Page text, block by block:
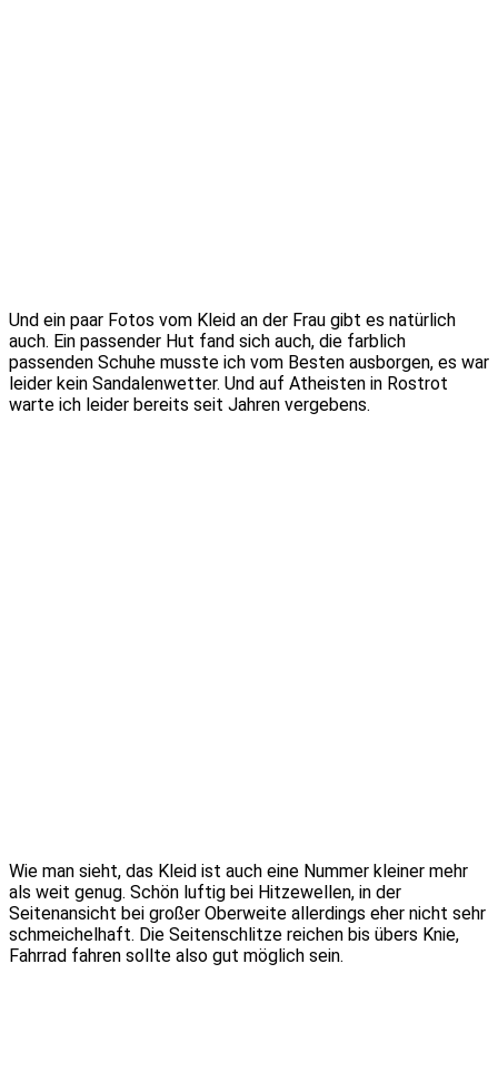
Und ein paar Fotos vom Kleid an der Frau gibt es natürlich
auch. Ein passender Hut fand sich auch, die farblich
passenden Schuhe musste ich vom Besten ausborgen, es war
leider kein Sandalenwetter. Und auf Atheisten in Rostrot
warte ich leider bereits seit Jahren vergebens.
Wie man sieht, das Kleid ist auch eine Nummer kleiner mehr
als weit genug. Schön luftig bei Hitzewellen, in der
Seitenansicht bei großer Oberweite allerdings eher nicht sehr
schmeichelhaft. Die Seitenschlitze reichen bis übers Knie,
Fahrrad fahren sollte also gut möglich sein.